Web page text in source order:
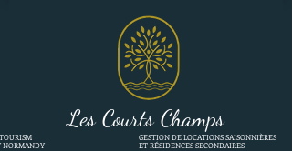
Les Courts Champs
NORMANDY
GESTION DE LOCATIONS SAISONNIÈRES
ET RÉSIDENCES SECONDAIRES